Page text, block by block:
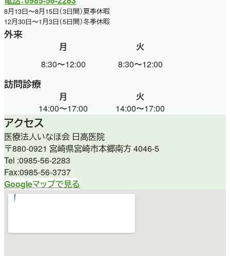
8月13日〜8月15日（3日間）夏季休暇
12月30日〜1月3日（5日間）冬季休暇
外来
月 火
8:30〜12:00
8:30〜12:00
訪問診療
月 火
14:00〜17:00
14:00〜17:00
アクセス
医療法人いなほ会 日高医院
〒880-0921 宮崎県宮崎市本郷南方 4046-5
Tel :0985-56-2283
Fax:0985-56-3737
Googleマップで見る